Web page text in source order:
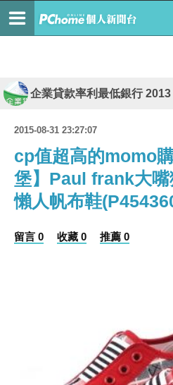
企業貸款率利最低銀行 2013
2015-08-31 23:27:07
cp值超高的momo
堡】Paul frank大
懶人帆布鞋
留言 0 收藏 0 推薦 0